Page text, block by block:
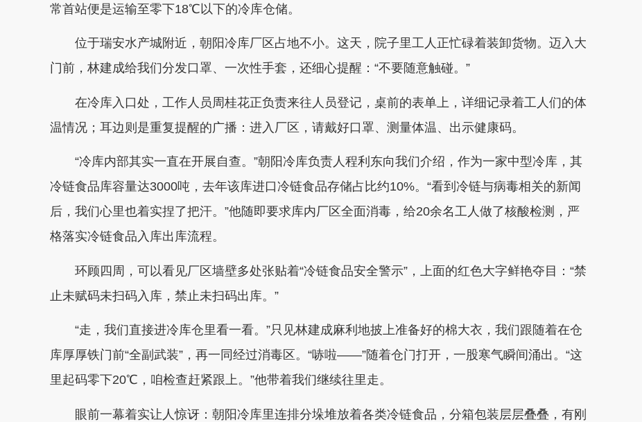
常首站便是运输至零下18℃以下的冷库仓储。
位于瑞安水产城附近，朝阳冷库厂区占地不小。这天，院子里工人正忙碌着装卸货物。迈入大
门前，林建成给我们分发口罩、一次性手套，还细心提醒：“不要随意触碰。”
在冷库入口处，工作人员周桂花正负责来往人员登记，桌前的表单上，详细记录着工人们的体
温情况；耳边则是重复提醒的广播：进入厂区，请戴好口罩、测量体温、出示健康码。
“冷库内部其实一直在开展自查。”朝阳冷库负责人程利东向我们介绍，作为一家中型冷库，其
冷链食品库容量达3000吨，去年该库进口冷链食品存储占比约10%。“看到冷链与病毒相关的新闻
后，我们心里也着实捏了把汗。”他随即要求库内厂区全面消毒，给20余名工人做了核酸检测，严
格落实冷链食品入库出库流程。
环顾四周，可以看见厂区墙壁多处张贴着“冷链食品安全警示”，上面的红色大字鲜艳夺目：“禁
止未赋码未扫码入库，禁止未扫码出库。”
“走，我们直接进冷库仓里看一看。”只见林建成麻利地披上准备好的棉大衣，我们跟随着在仓
库厚厚铁门前“全副武装”，再一同经过消毒区。“哧啦——”随着仓门打开，一股寒气瞬间涌出。“这
里起码零下20℃，咱检查赶紧跟上。”他带着我们继续往里走。
眼前一幕着实让人惊讶：朝阳冷库里连排分垛堆放着各类冷链食品，分箱包装层层叠叠，有刚